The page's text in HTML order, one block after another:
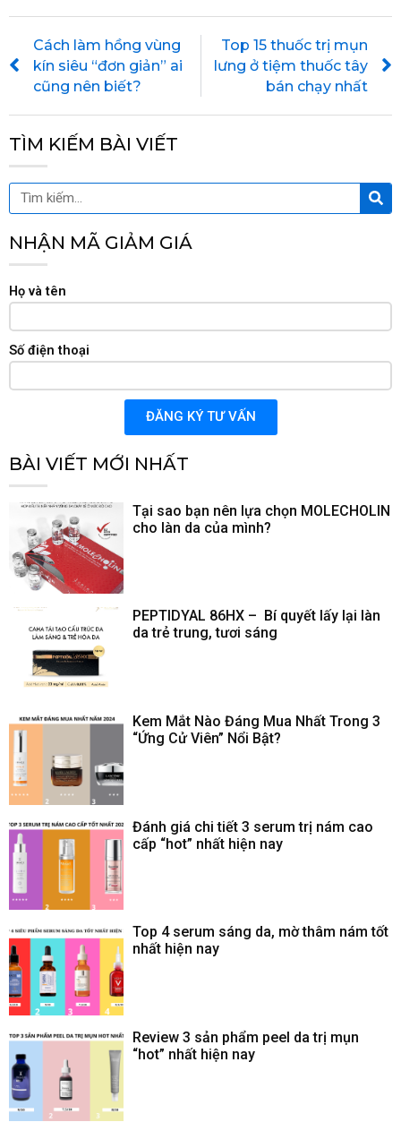
Prev
Cách làm hồng vùng
kín siêu “đơn giản” ai
cũng nên biết?
Top 15 thuốc trị mụn
lưng ở tiệm thuốc tây
bán chạy nhất
TÌM KIẾM BÀI VIẾT
Tìm
kiếm
Tìm
NHẬN MÃ GIẢM GIÁ
Họ và tên
Số điện thoại
ĐĂNG KÝ TƯ VẤN
BÀI VIẾT MỚI NHẤT
Tại sao bạn nên lựa chọn MOLECHOLIN
cho làn da của mình?
PEPTIDYAL 86HX – Bí quyết lấy lại làn
da trẻ trung, tươi sáng
Kem Mắt Nào Đáng Mua Nhất Trong 3
“Ứng Cử Viên” Nổi Bật?
Đánh giá chi tiết 3 serum trị nám cao
cấp “hot” nhất hiện nay
Top 4 serum sáng da, mờ thâm nám tốt
nhất hiện nay
Review 3 sản phẩm peel da trị mụn
“hot” nhất hiện nay